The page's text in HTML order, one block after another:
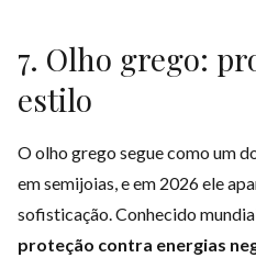
7. Olho grego:
estilo
O olho grego segue como um
em semijoias, e em 2026 ele
sofisticação. Conhecido
proteção contra energias